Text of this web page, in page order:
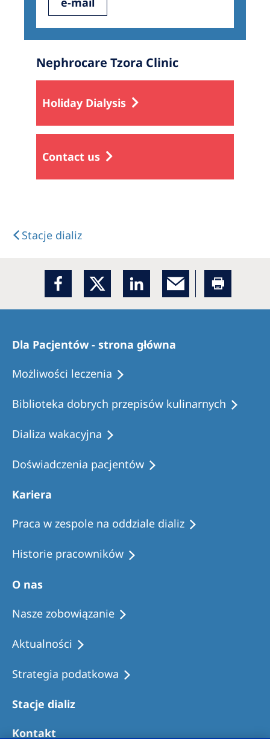
Nephrocare Tzora Clinic
Holiday Dialysis
Contact us
Stacje dializ
Dla Pacjentów - strona główna
Możliwości leczenia
Biblioteka dobrych przepisów kulinarnych
Dializa wakacyjna
Doświadczenia pacjentów
Kariera
Praca w zespole na oddziale dializ
Historie pracowników
O nas
Nasze zobowiązanie
Aktualności
Strategia podatkowa
Stacje dializ
Kontakt